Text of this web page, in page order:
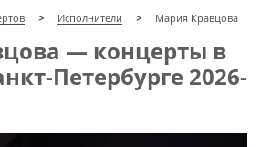
8 (800) 770-09-71
для регионов
Исполнители Мария Кравцова
— концерты в
Петербурге 2026-